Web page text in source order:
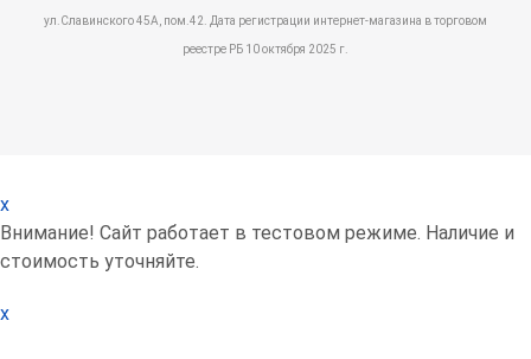
ул.Славинского 45А, пом.42. Дата регистрации интернет-магазина в торговом
реестре РБ 10 октября 2025 г.
x
Внимание! Сайт работает в тестовом режиме. Наличие и
стоимость уточняйте.
x